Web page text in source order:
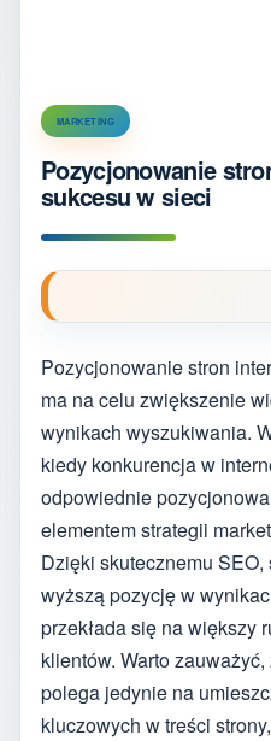
MARKETING
Pozycjonowanie
sukcesu w sieci
Pozycjonowanie stron
ma na celu zwiększenie
wynikach wyszukiwania.
kiedy konkurencja w
odpowiednie
elementem strategii
Dzięki skutecznemu
wyższą pozycję w
przekłada się na większy
klientów. Warto
polega jedynie na
kluczowych w treści